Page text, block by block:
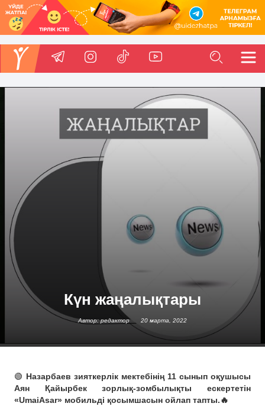
Күн жаңалықтары
Автор: редактор 20 марта, 2022
🟢 Назарбаев зияткерлік мектебінің 11 сынып оқушысы
Аян Қайырбек зорлық-зомбылықты ескертетін
«UmaiAsar» мобильді қосымшасын ойлап тапты.🔥